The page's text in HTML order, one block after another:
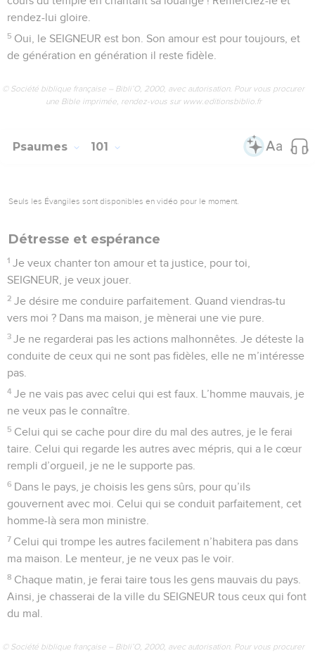
rendez-lui gloire.
5 Oui, le SEIGNEUR est bon. Son amour est pour toujours, et
de génération en génération il reste fidèle.
© Société biblique française – Bibli’O, 2000, avec autorisation. Pour vous procurer
une Bible imprimée, rendez-vous sur www.editionsbiblio.fr
Psaumes 101
Seuls les Évangiles sont disponibles en vidéo pour le moment.
Détresse et espérance
1 Je veux chanter ton amour et ta justice, pour toi,
SEIGNEUR, je veux jouer.
2 Je désire me conduire parfaitement. Quand viendras-tu
vers moi ? Dans ma maison, je mènerai une vie pure.
3 Je ne regarderai pas les actions malhonnêtes. Je déteste la
conduite de ceux qui ne sont pas fidèles, elle ne m’intéresse
pas.
4 Je ne vais pas avec celui qui est faux. L’homme mauvais, je
ne veux pas le connaître.
5 Celui qui se cache pour dire du mal des autres, je le ferai
taire. Celui qui regarde les autres avec mépris, qui a le cœur
rempli d’orgueil, je ne le supporte pas.
6 Dans le pays, je choisis les gens sûrs, pour qu’ils
gouvernent avec moi. Celui qui se conduit parfaitement, cet
homme-là sera mon ministre.
7 Celui qui trompe les autres facilement n’habitera pas dans
ma maison. Le menteur, je ne veux pas le voir.
8 Chaque matin, je ferai taire tous les gens mauvais du pays.
Ainsi, je chasserai de la ville du SEIGNEUR tous ceux qui font
du mal.
© Société biblique française – Bibli’O, 2000, avec autorisation. Pour vous procurer